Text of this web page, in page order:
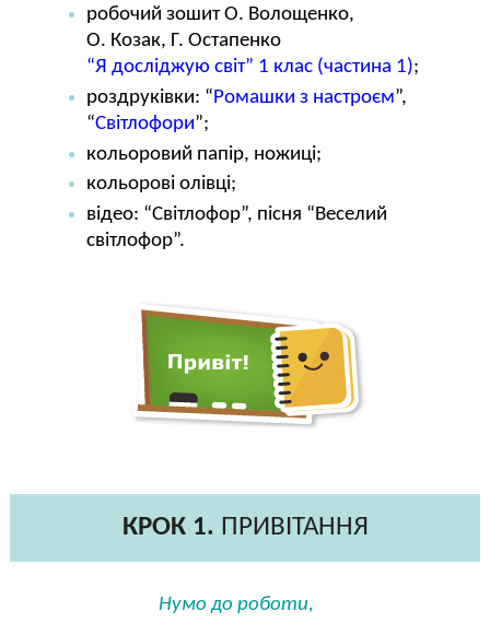
робочий зошит О. Волощенко,
О. Козак, Г. Остапенко
“Я досліджую світ” 1 клас (частина 1);
роздруківки: “ Ромашки з настроєм”,
“Світлофори”;
кольоровий папір, ножиці;
кольорові олівці;
відео: “Світлофор”, пісня “Веселий
світлофор”.
КРОК 1. ПРИВІТАННЯ
Нумо до роботи,